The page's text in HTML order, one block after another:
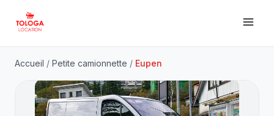
Accueil / Petite camionnette / Eupen